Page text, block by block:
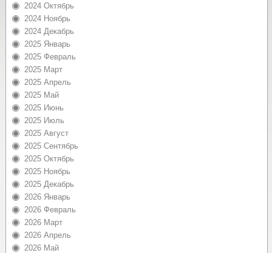
2024 Октябрь
2024 Ноябрь
2024 Декабрь
2025 Январь
2025 Февраль
2025 Март
2025 Апрель
2025 Май
2025 Июнь
2025 Июль
2025 Август
2025 Сентябрь
2025 Октябрь
2025 Ноябрь
2025 Декабрь
2026 Январь
2026 Февраль
2026 Март
2026 Апрель
2026 Май